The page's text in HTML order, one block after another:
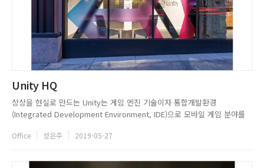
Unity HQ
상상을 현실로 만드는 Unity는 게임 엔진 기술이자 통합개발환경
(Integrated Development Environment, IDE)으로 모바일 게임 분야를
데스크탑 구분 없이 원하는 형태의 게임을 쉽게 만들 수 있도록 지원해 많은
Office 성은주 2019-05-27